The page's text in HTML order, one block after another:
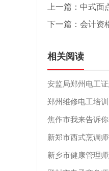
上一篇： 中式面
下一篇： 会计资
相关阅读
安监局郑州电工
郑州维修电工培
新郑市西式烹调
新乡市健康管理